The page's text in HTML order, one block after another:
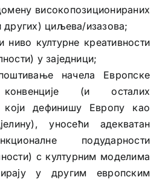
високопозиционираних
других) циљева/изазова;
ниво културне креативности
у заједници;
начела Европске
конвенције (и осталих
који дефинишу Европу као
уносећи адекватан
подударности
с културним моделима
у другим европским